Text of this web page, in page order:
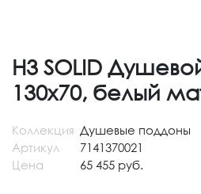
H3 SOLID
130x70, белый
Коллекция Душевые поддоны
Артикул
7141370021
Цена
65 455 руб.